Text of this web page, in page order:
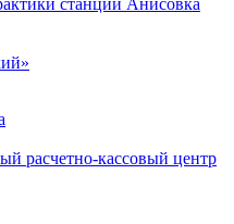
станции Анисовка